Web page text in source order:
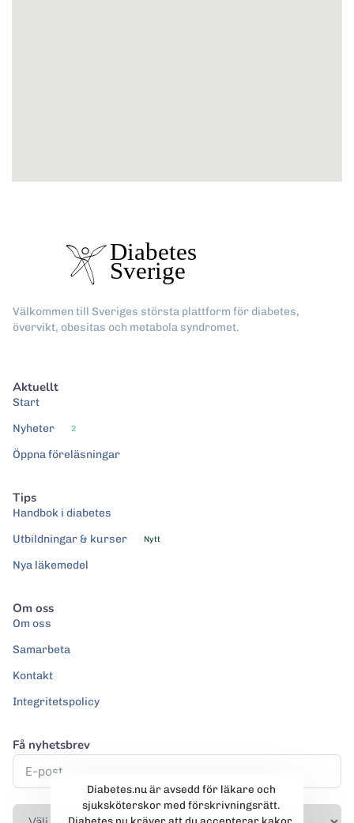
Välkommen till Sveriges största plattform för diabetes,
övervikt, obesitas och metabola syndromet.
Aktuellt
Start
Nyheter
2
Öppna föreläsningar
Tips
Handbok i diabetes
Utbildningar & kurser
Nytt
Nya läkemedel
Om oss
Om oss
Samarbeta
Kontakt
Integritetspolicy
Få nyhetsbrev
Diabetes.nu är avsedd för läkare och
sjuksköterskor med förskrivningsrätt.